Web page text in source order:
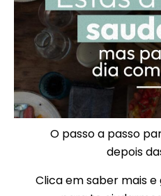
O passo a passo
depois
Clica em saber mais